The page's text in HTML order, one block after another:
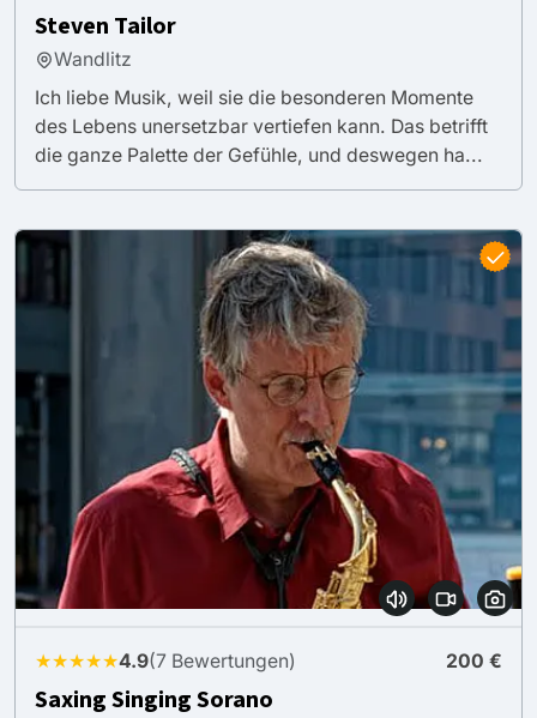
Steven Tailor
Wandlitz
Ich liebe Musik, weil sie die besonderen Momente
des Lebens unersetzbar vertiefen kann. Das betrifft
die ganze Palette der Gefühle, und deswegen ha...
★★★★★4.9(7 Bewertungen) 200 €
Saxing Singing Sorano